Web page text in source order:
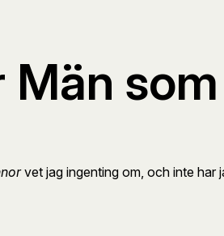
vet jag ingenting om, och inte har